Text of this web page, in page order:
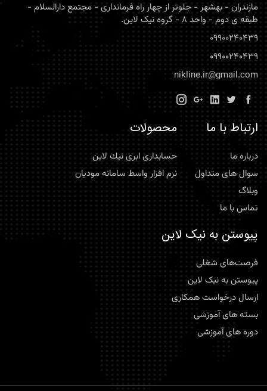
مازندران - بهشهر - جلوتر از چهار راه فرمانداری - مجتمع دارالسلام -
طبقه ی دوم - واحد 8 - گروه نیک لاین.
09900240439
09900240439
nikline.ir@gmail.com
ارتباط با ما
درباره ما
سوال های متداول
وبلاگ
تماس با ما
محصولات
حسابداری ابری نيك لاين
نرم افزار واسط سامانه موديان
پیوستن به نیک لاین
فرصت‌های شغلی
پیوستن به نیک لاین
ارسال درخواست همکاری
بسته های آموزشی
دوره های آموزشی